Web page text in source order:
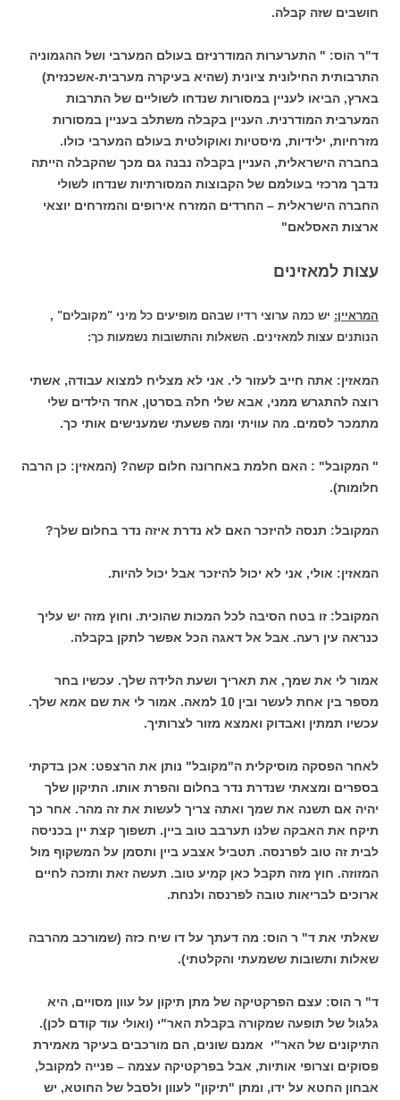
חושבים שזה קבלה.
ד"ר הוס: " התערערות המודרניזם בעולם המערבי ושל ההגמוניה
התרבותית החילונית ציונית (שהיא בעיקרה מערבית-אשכנזית)
בארץ, הביאו לעניין במסורות שנדחו לשוליים של התרבות
המערבית המודרנית. העניין בקבלה משתלב בעניין במסורות
מזרחיות, ילידיות, מיסטיות ואוקולטית בעולם המערבי כולו.
בחברה הישראלית, העניין בקבלה נבנה גם מכך שהקבלה הייתה
נדבך מרכזי בעולמם של הקבוצות המסורתיות שנדחו לשולי
החברה הישראלית – החרדים המזרח אירופים והמזרחים יוצאי
ארצות האסלאם"
עצות למאזינים
המראיין: יש כמה ערוצי רדיו שבהם מופיעים כל מיני "מקובלים" ,
הנותנים עצות למאזינים. השאלות והתשובות נשמעות כך:
המאזין: אתה חייב לעזור לי. אני לא מצליח למצוא עבודה, אשתי
רוצה להתגרש ממני, אבא שלי חלה בסרטן, אחד הילדים שלי
מתמכר לסמים. מה עוויתי ומה פשעתי שמענישים אותי כך.
" המקובל" : האם חלמת באחרונה חלום קשה? (המאזין: כן הרבה
חלומות).
המקובל: תנסה להיזכר האם לא נדרת איזה נדר בחלום שלך?
המאזין: אולי, אני לא יכול להיזכר אבל יכול להיות.
המקובל: זו בטח הסיבה לכל המכות שהוכית. וחוץ מזה יש עליך
כנראה עין רעה. אבל אל דאגה הכל אפשר לתקן בקבלה.
אמור לי את שמך, את תאריך ושעת הלידה שלך. עכשיו בחר
מספר בין אחת לעשר ובין 10 למאה. אמור לי את שם אמא שלך.
עכשיו תמתין ואבדוק ואמצא מזור לצרותיך.
לאחר הפסקה מוסיקלית ה"מקובל" נותן את הרצפט: אכן בדקתי
בספרים ומצאתי שנדרת נדר בחלום והפרת אותו. התיקון שלך
יהיה אם תשנה את שמך ואתה צריך לעשות את זה מהר. אחר כך
תיקח את האבקה שלנו תערבב טוב ביין. תשפוך קצת יין בכניסה
לבית זה טוב לפרנסה. תטביל אצבע ביין ותסמן על המשקוף מול
המזוזה. חוץ מזה תקבל כאן קמיע טוב. תעשה זאת ותזכה לחיים
ארוכים לבריאות טובה לפרנסה ולנחת.
שאלתי את ד" ר הוס: מה דעתך על דו שיח כזה (שמורכב מהרבה
שאלות ותשובות ששמעתי והקלטתי).
ד" ר הוס: עצם הפרקטיקה של מתן תיקון על עוון מסויים, היא
גלגול של תופעה שמקורה בקבלת האר"י (ואולי עוד קודם לכן).
התיקונים של האר"י אמנם שונים, הם מורכבים בעיקר מאמירת
פסוקים וצרופי אותיות, אבל בפרקטיקה עצמה – פנייה למקובל,
אבחון החטא על ידו, ומתן "תיקון" לעוון ולסבל של החוטא, יש